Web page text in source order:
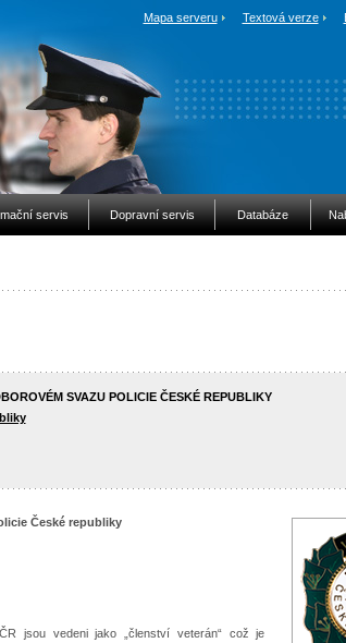
Mapa serveru Textová verze
servis Dopravní servis Databáze
SVAZU POLICIE ČESKÉ REPUBLIKY
České republiky
jsou vedeni jako „členství veterán“ což je